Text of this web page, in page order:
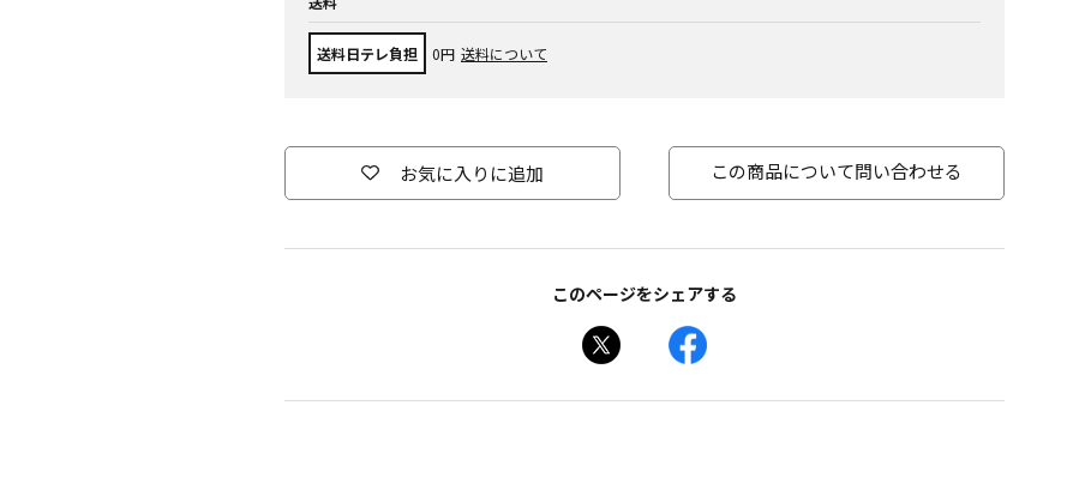
送料日テレ負担 0円 送料について
お気に入りに追加 この商品について問い合わせる
このページをシェアする